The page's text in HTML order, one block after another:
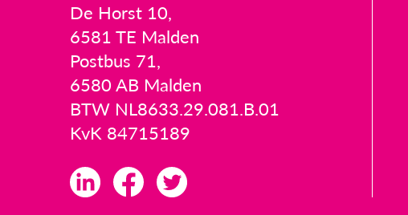
De Horst 10,
6581 TE Malden
Postbus 71,
6580 AB Malden
BTW NL8633.29.081.B.01
KvK 84715189